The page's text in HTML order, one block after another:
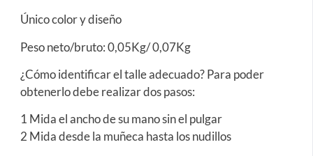
Único color y diseño
Peso neto/bruto: 0,05Kg/ 0,07Kg
¿Cómo identificar el talle adecuado? Para poder
obtenerlo debe realizar dos pasos:
1 Mida el ancho de su mano sin el pulgar
2 Mida desde la muñeca hasta los nudillos